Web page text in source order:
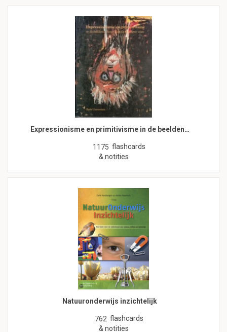
Expressionisme en primitivisme in de beelden…
1175 flashcards
& notities
Natuuronderwijs inzichtelijk
762 flashcards
& notities